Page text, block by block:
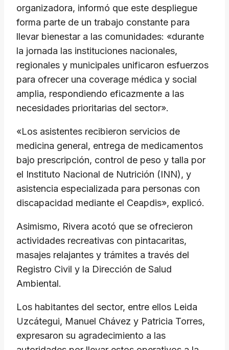
organizadora, informó que este despliegue
forma parte de un trabajo constante para
llevar bienestar a las comunidades: «durante
la jornada las instituciones nacionales,
regionales y municipales unificaron esfuerzos
para ofrecer una coverage médica y social
amplia, respondiendo eficazmente a las
necesidades prioritarias del sector».
«Los asistentes recibieron servicios de
medicina general, entrega de medicamentos
bajo prescripción, control de peso y talla por
el Instituto Nacional de Nutrición (INN), y
asistencia especializada para personas con
discapacidad mediante el Ceapdis», explicó.
Asimismo, Rivera acotó que se ofrecieron
actividades recreativas con pintacaritas,
masajes relajantes y trámites a través del
Registro Civil y la Dirección de Salud
Ambiental.
Los habitantes del sector, entre ellos Leida
Uzcátegui, Manuel Chávez y Patricia Torres,
expresaron su agradecimiento a las